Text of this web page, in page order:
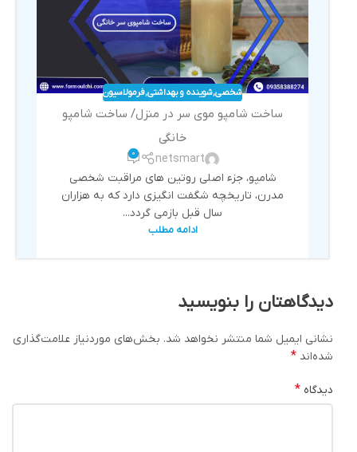
شخصی,شوینده و بهداشتی,فرمولاسیون
ساخت شامپو موی سر در منزل/ ساخت شامپو
خانگی
netsmart
0
شامپو، جزء اصلی روتین های مراقبت شخصی
مدرن، تاریخچه شگفت انگیزی دارد که به هزاران
سال قبل بازمی گردد...
ادامه مطلب
دیدگاهتان را بنویسید
نشانی ایمیل شما منتشر نخواهد شد. بخش‌های موردنیاز علامت‌گذاری
شده‌اند *
دیدگاه *